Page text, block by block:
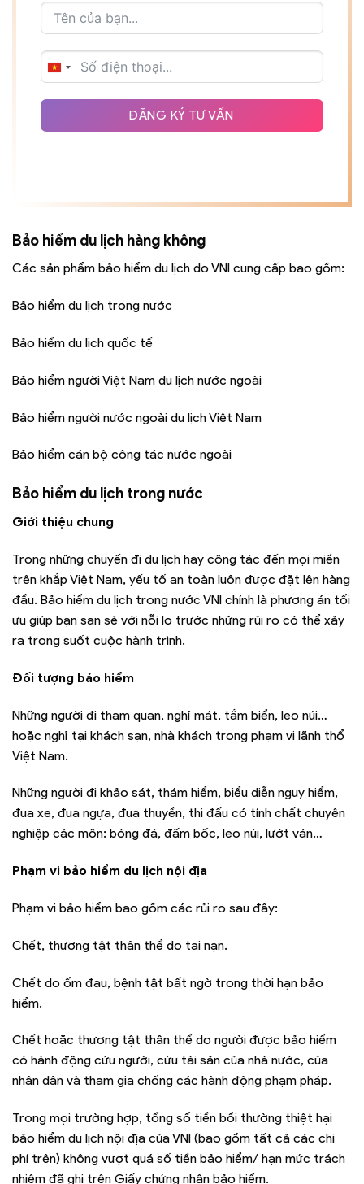
VIETNAM
ĐĂNG KÝ TƯ VẤN
Bảo hiểm du lịch hàng không
Các sản phẩm bảo hiểm du lịch do VNI cung cấp bao gồm:
Bảo hiểm du lịch trong nước
Bảo hiểm du lịch quốc tế
Bảo hiểm người Việt Nam du lịch nước ngoài
Bảo hiểm người nước ngoài du lịch Việt Nam
Bảo hiểm cán bộ công tác nước ngoài
Bảo hiểm du lịch trong nước
Giới thiệu chung
Trong những chuyến đi du lịch hay công tác đến mọi miền
trên khắp Việt Nam, yếu tố an toàn luôn được đặt lên hàng
đầu. Bảo hiểm du lịch trong nước VNI chính là phương án tối
ưu giúp bạn san sẻ với nỗi lo trước những rủi ro có thể xảy
ra trong suốt cuộc hành trình.
Đối tượng bảo hiểm
Những người đi tham quan, nghỉ mát, tắm biển, leo núi…
hoặc nghỉ tại khách sạn, nhà khách trong phạm vi lãnh thổ
Việt Nam.
Những người đi khảo sát, thám hiểm, biểu diễn nguy hiểm,
đua xe, đua ngựa, đua thuyền, thi đấu có tính chất chuyên
nghiệp các môn: bóng đá, đấm bốc, leo núi, lướt ván…
Phạm vi bảo hiểm du lịch nội địa
Phạm vi bảo hiểm bao gồm các rủi ro sau đây:
Chết, thương tật thân thể do tai nạn.
Chết do ốm đau, bệnh tật bất ngờ trong thời hạn bảo
hiểm.
Chết hoặc thương tật thân thể do người được bảo hiểm
có hành động cứu người, cứu tài sản của nhà nước, của
nhân dân và tham gia chống các hành động phạm pháp.
Trong mọi trường hợp, tổng số tiền bồi thường thiệt hại
bảo hiểm du lịch nội địa của VNI (bao gồm tất cả các chi
phí trên) không vượt quá số tiền bảo hiểm/ hạn mức trách
nhiệm đã ghi trên Giấy chứng nhận bảo hiểm.